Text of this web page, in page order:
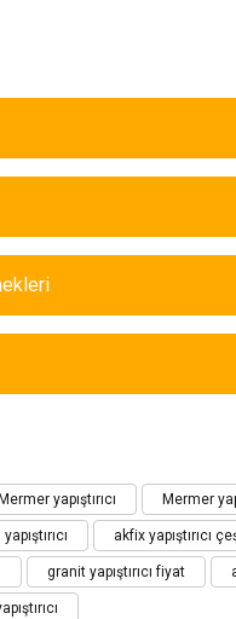
Mermer yapıştırıcı Mermer
yapıştırıcı akfix yapıştırıcı
granit yapıştırıcı fiyat